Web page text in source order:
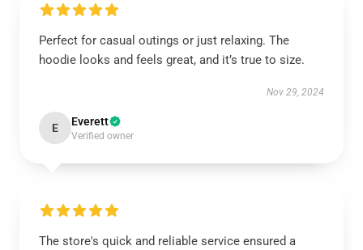
Perfect for casual outings or just relaxing. The
hoodie looks and feels great, and it’s true to size.
Nov 29, 2024
E Everett
Verified owner
The store's quick and reliable service ensured a